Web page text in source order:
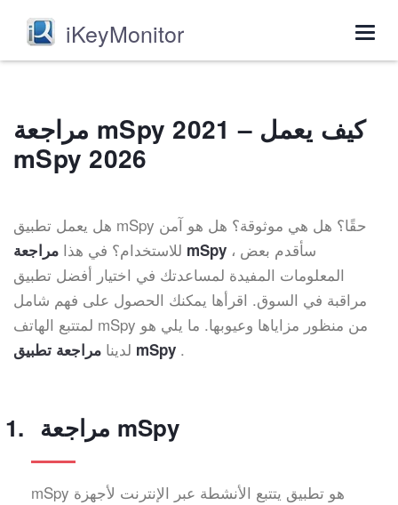
iKeyMonitor
مراجعة mSpy 2021 – كيف يعمل
mSpy 2026
هل يعمل تطبيق mSpy حقًا؟ هل هي موثوقة؟ هل هو آمن
للاستخدام؟ في هذا مراجعة mSpy ، سأقدم بعض
المعلومات المفيدة لمساعدتك في اختيار أفضل تطبيق
مراقبة في السوق. اقرأها يمكنك الحصول على فهم شامل
لمتتبع الهاتف mSpy من منظور مزاياها وعيوبها. ما يلي هو
لدينا مراجعة تطبيق mSpy .
مراجعة mSpy
mSpy هو تطبيق يتتبع الأنشطة عبر الإنترنت لأجهزة